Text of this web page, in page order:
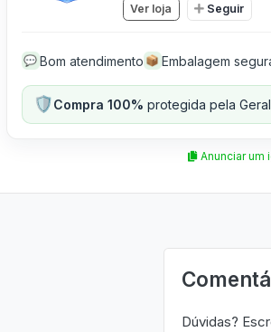
Ver loja Seguir
💬 Bom atendimento 📦 Embalagem
🛡️Compra 100% protegida pela
Anunciar um
Dúvidas?